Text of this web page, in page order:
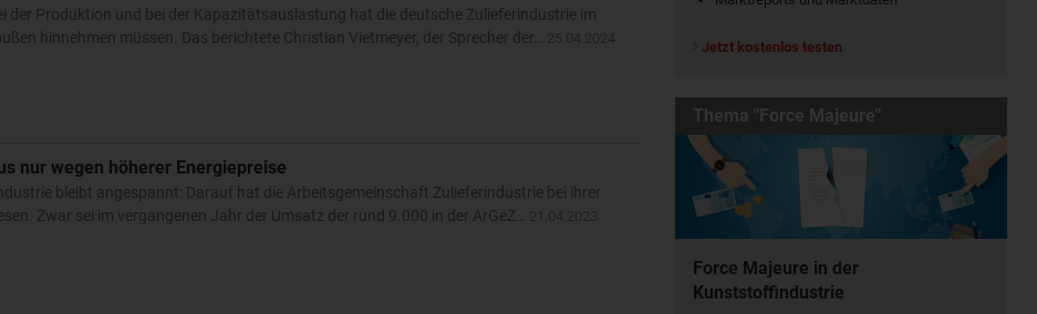
der Produktion und bei der Kapazitätsauslastung hat die deutsche Zulieferindustrie im
hinnehmen müssen. Das berichtete Christian Vietmeyer, der Sprecher der…
nur wegen höherer Energiepreise
bleibt angespannt: Darauf hat die Arbeitsgemeinschaft Zulieferindustrie bei ihrer
Zwar sei im vergangenen Jahr der Umsatz der rund 9.000 in der ArGeZ…
Jetzt kostenlos testen
Thema "Force Majeure"
Force Majeure in der
Kunststoffindustrie